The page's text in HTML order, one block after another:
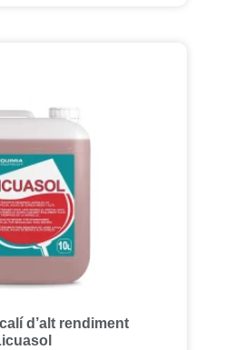
d’alt rendiment